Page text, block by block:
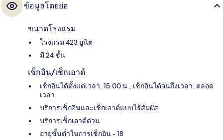
ข้อมูลโดยย่อ
ขนาดโรงแรม
โรงแรม 423 ยูนิต
มี 24 ชั้น
เช็กอิน/เช็กเอาต์
เช็กอินได้ตั้งแต่เวลา: 15:00 น., เช็กอินได้จนถึงเวลา: ตลอด
เวลา
บริการเช็กอินและเช็กเอาต์แบบไร้สัมผัส
บริการเช็กเอาต์ด่วน
อายุขั้นต่ำในการเช็กอิน - 18